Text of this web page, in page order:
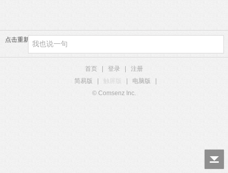
点击重新加载
首页 登录
注册
简易版
触屏版 电脑版
© Comsenz Inc.